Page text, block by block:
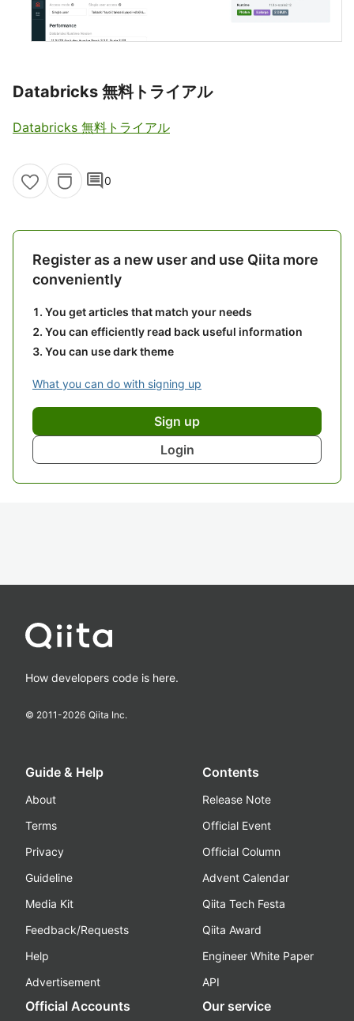
Databricks 無料トライアル
Databricks 無料トライアル
comment0
Register as a new user and use Qiita more
conveniently
You get articles that match your needs
You can efficiently read back useful information
You can use dark theme
What you can do with signing up
Sign up
Login
How developers code is here.
© 2011-2026 Qiita Inc.
Guide & Help
About
Terms
Privacy
Guideline
Media Kit
Feedback/Requests
Help
Advertisement
Contents
Release Note
Official Event
Official Column
Advent Calendar
Qiita Tech Festa
Qiita Award
Engineer White Paper
API
Official Accounts Our service